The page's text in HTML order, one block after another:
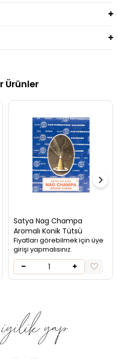
Ürünler
Satya Nag Champa
Aromalı Konik Tütsü
Fiyatları görebilmek için üye
girişi yapmalısınız.